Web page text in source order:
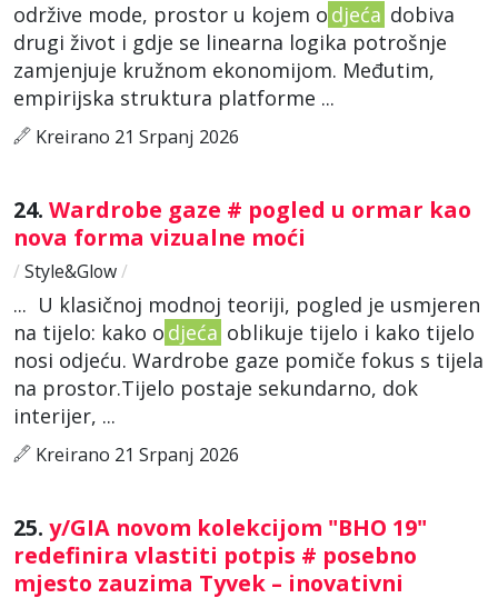
održive mode, prostor u kojem o djeća dobiva
drugi život i gdje se linearna logika potrošnje
zamjenjuje kružnom ekonomijom. Međutim,
empirijska struktura platforme ...
Kreirano 21 Srpanj 2026
24. Wardrobe gaze # pogled u ormar kao
nova forma vizualne moći
/ Style&Glow/
... U klasičnoj modnoj teoriji, pogled je usmjeren
na tijelo: kako o djeća oblikuje tijelo i kako tijelo
nosi odjeću. Wardrobe gaze pomiče fokus s tijela
na prostor.Tijelo postaje sekundarno, dok
interijer, ...
Kreirano 21 Srpanj 2026
25. y/GIA novom kolekcijom "BHO 19"
redefinira vlastiti potpis # posebno
mjesto zauzima Tyvek – inovativni